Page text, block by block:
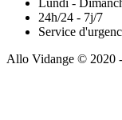
24h/24 - 7j/7
Service
Allo Vidange © 2020 -